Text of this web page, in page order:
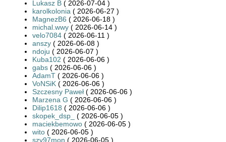
Lukasz B ( 2026-07-04 )
karolkolonia ( 2026-06-27 )
MagnezB6 ( 2026-06-18 )
michal.wwy ( 2026-06-14 )
velo7084 ( 2026-06-11 )
anszy ( 2026-06-08 )
ndoju ( 2026-06-07 )
Kuba102 ( 2026-06-06 )
gabs ( 2026-06-06 )
AdamT ( 2026-06-06 )
VoNSiK ( 2026-06-06 )
Szczesny Paweł ( 2026-06-06 )
Marzena G ( 2026-06-06 )
Dilip1618 ( 2026-06-06 )
skopek_dsp_
( 2026-06-05 )
maciekbemowo ( 2026-06-05 )
wito ( 2026-06-05 )
szy97mon ( 2026-06-05 )